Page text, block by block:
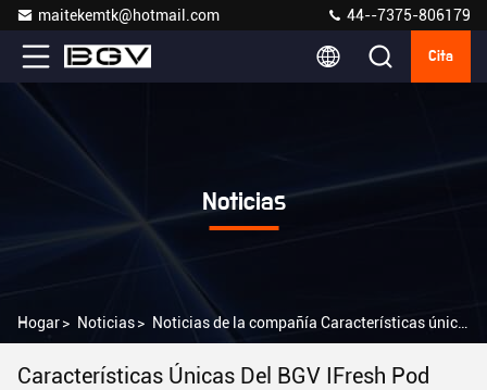
maitekemtk@hotmail.com 44--7375-806179
Cita
Noticias
Hogar> Noticias> Noticias de la compañía Características únicas del BGV iFresh Pod
Características Únicas Del BGV IFresh Pod